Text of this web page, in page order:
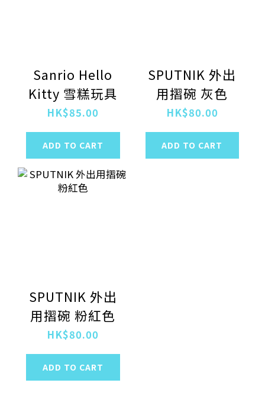
Sanrio Hello
Kitty 雪糕玩具
HK$85.00
ADD TO CART
SPUTNIK 外出
用摺碗 灰色
HK$80.00
ADD TO CART
SPUTNIK 外出
用摺碗 粉紅色
HK$80.00
ADD TO CART